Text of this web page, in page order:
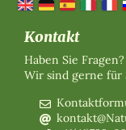
Kontakt
Haben Sie Fragen?
Wir sind gerne für